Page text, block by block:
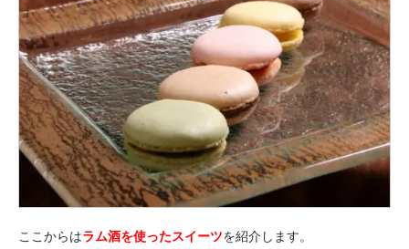
ここからはラム酒を使ったスイーツを紹介します。